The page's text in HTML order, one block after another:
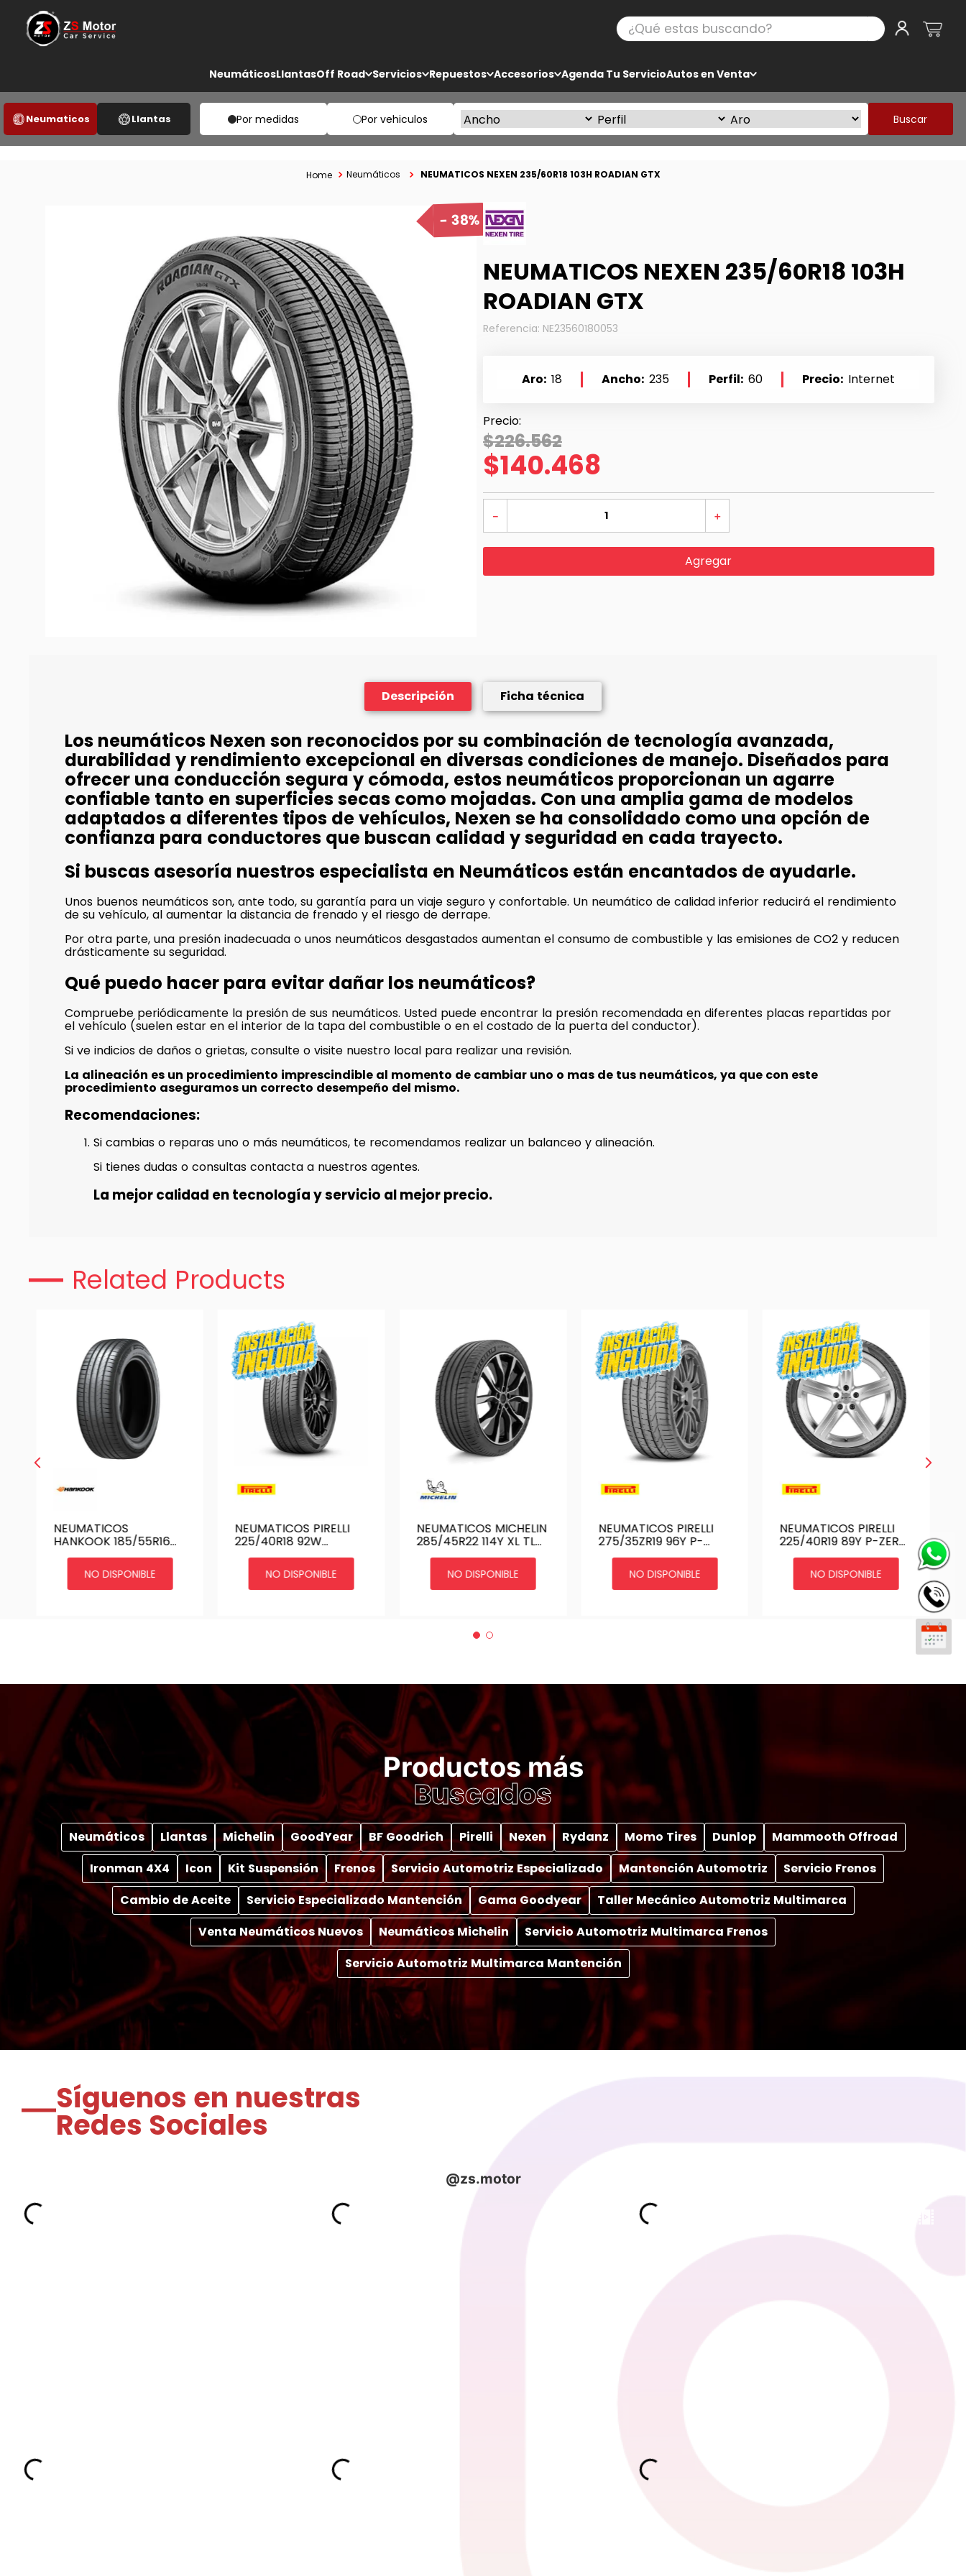
¿Qué estas buscando?
NeumáticosLlantasOff Road Servicios Repuestos Accesorios Agenda Tu ServicioAutos en Venta
Neumaticos Llantas Por medidas Por vehiculos Buscar
Neumáticos NEUMATICOS NEXEN 235/60R18 103H ROADIAN GTX
38%
NEUMATICOS NEXEN 235/60R18 103H
ROADIAN GTX
Referencia: NE23560180053
Aro 18 Ancho 235 Perfil 60 Precio Internet
$226.562
$140.468
＋
－
Agregar
Descripción Ficha técnica
Los neumáticos Nexen son reconocidos por su combinación de tecnología avanzada,
durabilidad y rendimiento excepcional en diversas condiciones de manejo. Diseñados para
ofrecer una conducción segura y cómoda, estos neumáticos proporcionan un agarre
confiable tanto en superficies secas como mojadas. Con una amplia gama de modelos
adaptados a diferentes tipos de vehículos, Nexen se ha consolidado como una opción de
confianza para conductores que buscan calidad y seguridad en cada trayecto.
Si buscas asesoría nuestros especialista en Neumáticos están encantados de ayudarle.
Unos buenos neumáticos son, ante todo, su garantía para un viaje seguro y confortable. Un neumático de calidad inferior reducirá el rendimiento
de su vehículo, al aumentar la distancia de frenado y el riesgo de derrape.
Por otra parte, una presión inadecuada o unos neumáticos desgastados aumentan el consumo de combustible y las emisiones de CO2 y reducen
drásticamente su seguridad.
Qué puedo hacer para evitar dañar los neumáticos?
Compruebe periódicamente la presión de sus neumáticos. Usted puede encontrar la presión recomendada en diferentes placas repartidas por
el vehículo (suelen estar en el interior de la tapa del combustible o en el costado de la puerta del conductor).
Si ve indicios de daños o grietas, consulte o visite nuestro local para realizar una revisión.
La alineación es un procedimiento imprescindible al momento de cambiar uno o mas de tus neumáticos, ya que con este
procedimiento aseguramos un correcto desempeño del mismo.
Recomendaciones:
Si cambias o reparas uno o más neumáticos, te recomendamos realizar un balanceo y alineación.
Si tienes dudas o consultas contacta a nuestros agentes.
La mejor calidad en tecnología y servicio al mejor precio.
Related Products
NEUMATICOS
HANKOOK 185/55R16
VENTUS PRIME4 K135
NO DISPONIBLE
NEUMATICOS PIRELLI
225/40R18 92W
POWERGY
NO DISPONIBLE
NEUMATICOS MICHELIN
285/45R22 114Y XL TL
PILOT SPORT 4 SUV MI
NO DISPONIBLE
NEUMATICOS PIRELLI
275/35ZR19 96Y P-
ZERO J
NO DISPONIBLE
NEUMATICOS PIRELLI
225/40R19 89Y P-ZERO
* RUNFLAT AL
NO DISPONIBLE
Productos más
Buscados
Neumáticos Llantas Michelin GoodYear BF Goodrich Pirelli Nexen Rydanz Momo Tires Dunlop
Mammooth Offroad
Ironman 4X4
Icon Kit Suspensión Frenos Servicio Automotriz Especializado Mantención Automotriz
Servicio Frenos
Cambio de Aceite
Servicio Especializado Mantención Gama Goodyear
Taller Mecánico Automotriz Multimarca
Venta Neumáticos Nuevos
Neumáticos Michelin
Servicio Automotriz Multimarca Frenos
Servicio Automotriz Multimarca Mantención
Síguenos en nuestras
Redes Sociales
3.
225